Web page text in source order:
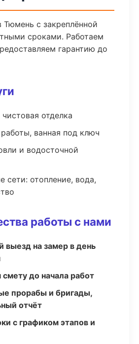
Тюмень с закреплённой
сроками. Работаем
гарантию до
отделка
ванная под ключ
и водосточной
сети: отопление, вода,
работы с нами
выезд на замер в день
до начала работ
прорабы и бригады,
отчёт
с графиком этапов и